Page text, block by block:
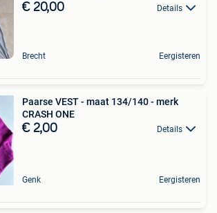
€ 20,00 Details
Brecht Eergisteren
Paarse VEST - maat 134/140 - merk
CRASH ONE
€ 2,00 Details
Genk Eergisteren